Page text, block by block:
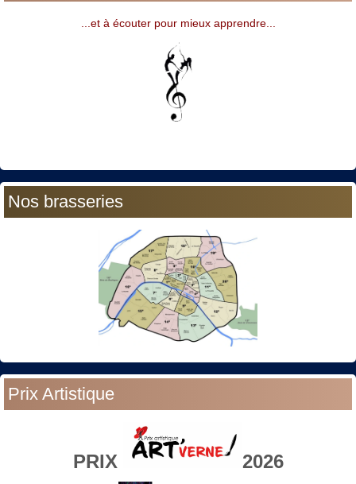
...et à écouter pour mieux apprendre...
Nos brasseries
Prix Artistique
PRIX 2026